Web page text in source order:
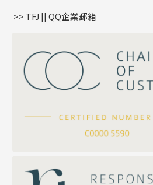
公司名稱
嘴唇鏈系列
S車花鏈系列
珍珠鏈系列
坦克鏈系列
滿天星鏈系列
方假繩鏈系列
星座吊墜
珠扣
>> TFJ || QQ企業郵箱